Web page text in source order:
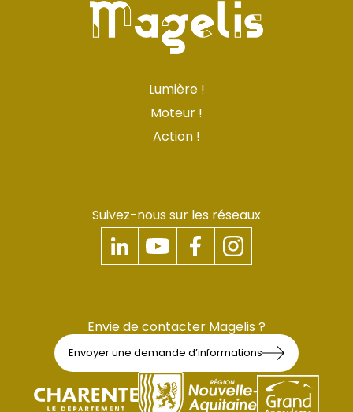
Lumière !
Moteur !
Action !
Suivez-nous sur les réseaux
Envie de contacter Magelis ?
Envoyer une demande d’informations